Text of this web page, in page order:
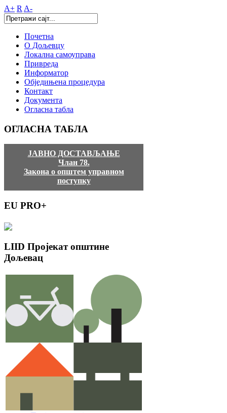
A+ R A-
Почетна
О Дољевцу
Локална самоуправа
Привреда
Информатор
Обједињена процедура
Контакт
Документа
Огласна табла
ОГЛАСНА ТАБЛА
ЈАВНО ДОСТАВЉАЊЕ
Члан 78.
Закона о општем управном
поступку
EU PRO+
LIID Пројекат општине
Дољевац